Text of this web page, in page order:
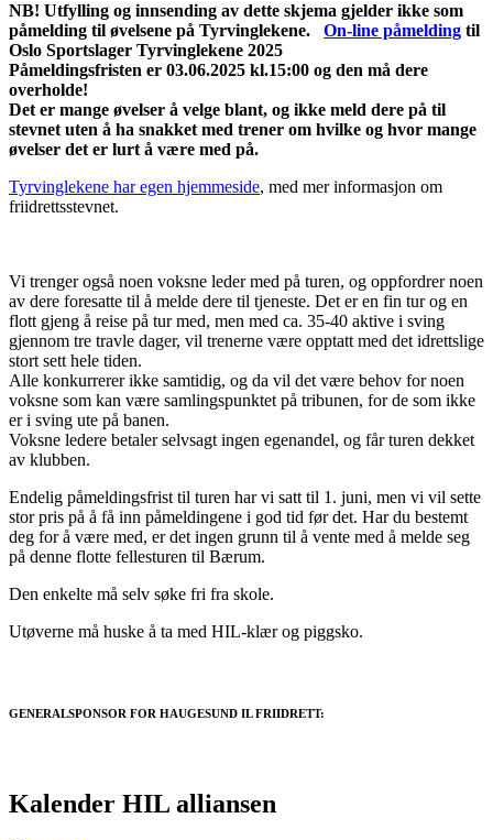
NB! Utfylling og innsending av dette skjema gjelder ikke som
påmelding til øvelsene på Tyrvinglekene. On-line påmelding til
Oslo Sportslager Tyrvinglekene 2025
Påmeldingsfristen er 03.06.2025 kl.15:00 og den må dere
overholde!
Det er mange øvelser å velge blant, og ikke meld dere på til
stevnet uten å ha snakket med trener om hvilke og hvor mange
øvelser det er lurt å være med på.
Tyrvinglekene har egen hjemmeside, med mer informasjon om
friidrettsstevnet.
Vi trenger også noen voksne leder med på turen, og oppfordrer noen
av dere foresatte til å melde dere til tjeneste. Det er en fin tur og en
flott gjeng å reise på tur med, men med ca. 35-40 aktive i sving
gjennom tre travle dager, vil trenerne være opptatt med det idrettslige
stort sett hele tiden.
Alle konkurrerer ikke samtidig, og da vil det være behov for noen
voksne som kan være samlingspunktet på tribunen, for de som ikke
er i sving ute på banen.
Voksne ledere betaler selvsagt ingen egenandel, og får turen dekket
av klubben.
Endelig påmeldingsfrist til turen har vi satt til 1. juni, men vi vil sette
stor pris på å få inn påmeldingene i god tid før det. Har du bestemt
deg for å være med, er det ingen grunn til å vente med å melde seg
på denne flotte fellesturen til Bærum.
Den enkelte må selv søke fri fra skole.
Utøverne må huske å ta med HIL-klær og piggsko.
GENERALSPONSOR FOR HAUGESUND IL FRIIDRETT:
Kalender HIL alliansen